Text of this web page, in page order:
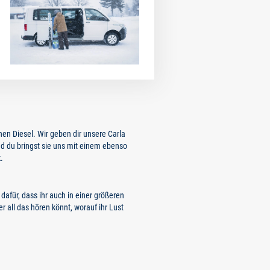
Diesel. Wir geben dir unsere Carla
du bringst sie uns mit einem ebenso
dass ihr auch in einer größeren
all das hören könnt, worauf ihr Lust